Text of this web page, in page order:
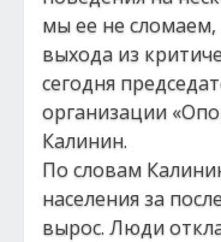
мы ее не
выхода из
сегодня
организации
Калинин.
По словам
населения за
вырос. Люди